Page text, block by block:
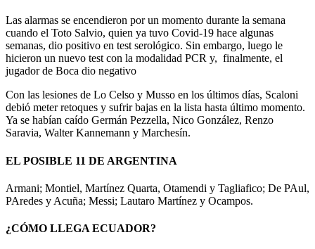
Las alarmas se encendieron por un momento durante la semana
cuando el Toto Salvio, quien ya tuvo Covid-19 hace algunas
semanas, dio positivo en test serológico. Sin embargo, luego le
hicieron un nuevo test con la modalidad PCR y, finalmente, el
jugador de Boca dio negativo
Con las lesiones de Lo Celso y Musso en los últimos días, Scaloni
debió meter retoques y sufrir bajas en la lista hasta último momento.
Ya se habían caído Germán Pezzella, Nico González, Renzo
Saravia, Walter Kannemann y Marchesín.
EL POSIBLE 11 DE ARGENTINA
Armani; Montiel, Martínez Quarta, Otamendi y Tagliafico; De PAul,
PAredes y Acuña; Messi; Lautaro Martínez y Ocampos.
¿CÓMO LLEGA ECUADOR?